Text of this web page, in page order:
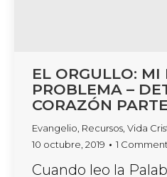
EL ORGULLO: MI
PROBLEMA –
CORAZÓN
Evangelio Recursos Vida
10 octubre, 2019
1 Comment
Cuando leo la